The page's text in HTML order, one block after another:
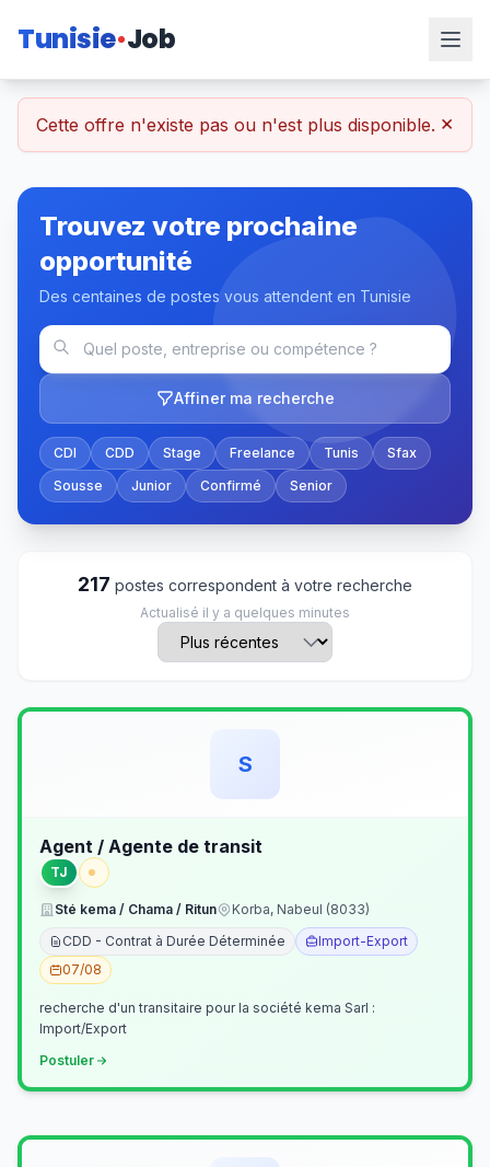
Tunisie Job
Cette offre n'existe pas ou n'est plus disponible. ×
Trouvez votre prochaine
opportunité
Des centaines de postes vous attendent en Tunisie
Affiner ma recherche
CDI CDD Stage Freelance Tunis
Sfax
Sousse
Junior Confirmé Senior
217 postes correspondent à votre recherche
Actualisé il y a quelques minutes
S
Agent / Agente de transit
TJ
Sté kema / Chama / Ritun
Korba, Nabeul (8033)
CDD - Contrat à Durée Déterminée
Import-Export
07/08
recherche d'un transitaire pour la société kema Sarl :
Import/Export
Postuler